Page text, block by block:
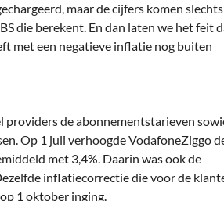
maar de cijfers komen
die berekent. En dan laten we het feit
met een negatieve inflatie nog buiten
de abonnementstarieven
Op 1 juli verhoogde VodafoneZiggo
met 3,4%. Daarin was ook de
inflatiecorrectie die voor de
1 oktober inging.